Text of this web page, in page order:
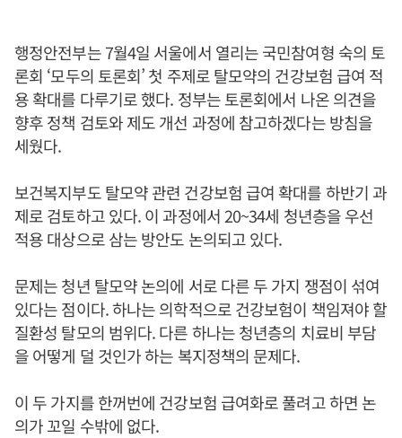
행정안전부는 7월4일 서울에서 열리는 국민참여형 숙의 토
론회 ‘모두의 토론회’ 첫 주제로 탈모약의 건강보험 급여 적
용 확대를 다루기로 했다. 정부는 토론회에서 나온 의견을
향후 정책 검토와 제도 개선 과정에 참고하겠다는 방침을
세웠다.
보건복지부도 탈모약 관련 건강보험 급여 확대를 하반기 과
제로 검토하고 있다. 이 과정에서 20~34세 청년층을 우선
적용 대상으로 삼는 방안도 논의되고 있다.
문제는 청년 탈모약 논의에 서로 다른 두 가지 쟁점이 섞여
있다는 점이다. 하나는 의학적으로 건강보험이 책임져야 할
질환성 탈모의 범위다. 다른 하나는 청년층의 치료비 부담
을 어떻게 덜 것인가 하는 복지정책의 문제다.
이 두 가지를 한꺼번에 건강보험 급여화로 풀려고 하면 논
의가 꼬일 수밖에 없다.